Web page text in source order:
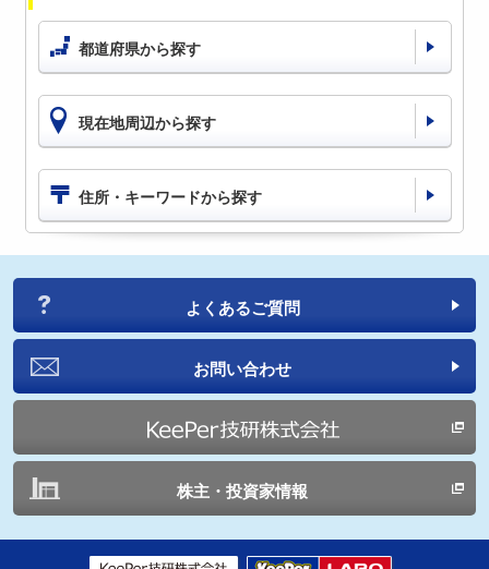
都道府県から探す
現在地周辺から探す
住所・キーワードから探す
よくあるご質問
お問い合わせ
株主・投資家情報